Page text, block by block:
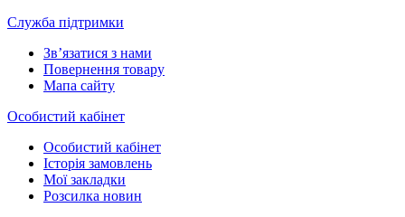
Служба підтримки
Зв’язатися з нами
Повернення товару
Мапа сайту
Особистий кабінет
Особистий кабінет
Історія замовлень
Мої закладки
Розсилка новин